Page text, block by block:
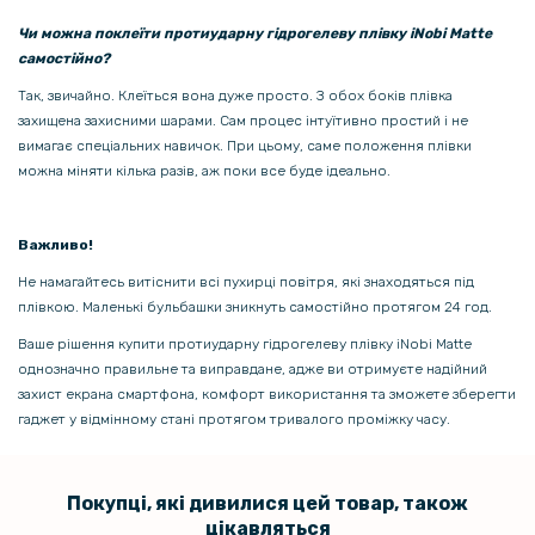
Чи можна поклеїти протиударну гідрогелеву плівку iNobi Matte
самостійно?
Так, звичайно. Клеїться вона дуже просто. З обох боків плівка
захищена захисними шарами. Сам процес інтуїтивно простий і не
вимагає спеціальних навичок. При цьому, саме положення плівки
можна міняти кілька разів, аж поки все буде ідеально.
Важливо!
Не намагайтесь витіснити всі пухирці повітря, які знаходяться під
плівкою. Маленькі бульбашки зникнуть самостійно протягом 24 год.
Ваше рішення купити протиударну гідрогелеву плівку iNobi Matte
однозначно правильне та виправдане, адже ви отримуєте надійний
захист екрана смартфона, комфорт використання та зможете зберегти
гаджет у відмінному стані протягом тривалого проміжку часу.
Покупці, які дивилися цей товар, також
цікавляться